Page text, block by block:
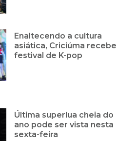
Enaltecendo a cultura
asiática, Criciúma recebe
festival de K-pop
Última superlua cheia do
ano pode ser vista nesta
sexta-feira